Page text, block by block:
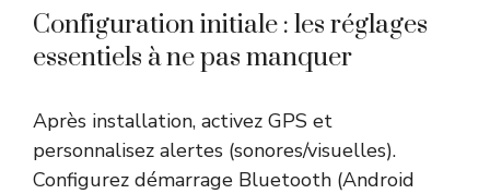
Configuration initiale : les réglages
essentiels à ne pas manquer
Après installation, activez GPS et
personnalisez alertes (sonores/visuelles).
Configurez démarrage Bluetooth (Android